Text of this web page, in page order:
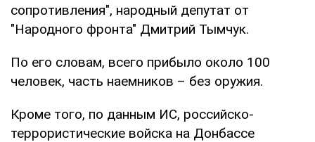
сопротивления", народный депутат от
"Народного фронта" Дмитрий Тымчук.
По его словам, всего прибыло около 100
человек, часть наемников – без оружия.
Кроме того, по данным ИС, российско-
террористические войска на Донбассе